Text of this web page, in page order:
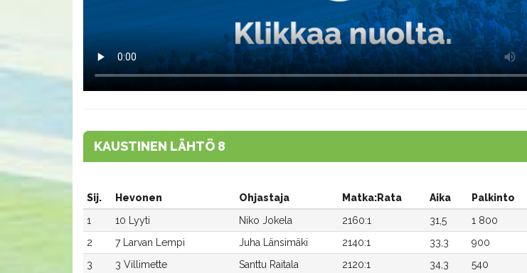
KAUSTINEN LÄHTÖ 8
Sij. Hevonen Ohjastaja Matka:Rata Aika Palkinto
1
10 Lyyti Niko Jokela 2160:1 31,5 1 800
2
7 Larvan Lempi Juha Länsimäki 2140:1 33,3 900
3
3 Villimette Santtu Raitala 2120:1 34,3 540